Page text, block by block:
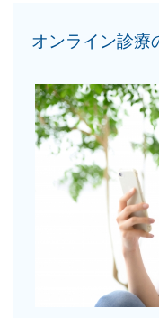
オンライン診療